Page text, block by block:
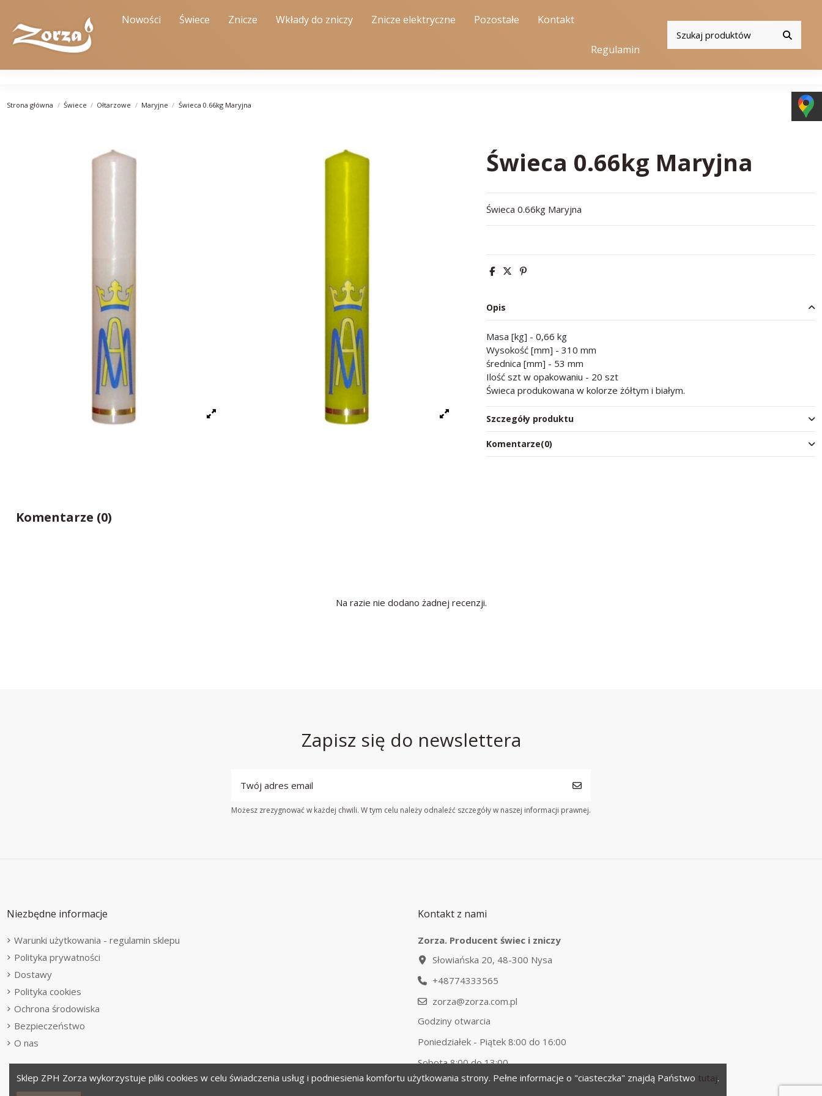
Nowości Świece Znicze Wkłady do zniczy Znicze elektryczne Pozostałe Kontakt
Regulamin
Strona główna Świece Ołtarzowe Maryjne Świeca 0.66kg Maryjna
Świeca 0.66kg Maryjna
Świeca 0.66kg Maryjna
Opis
Masa [kg] - 0,66 kg
Wysokość [mm] - 310 mm
średnica [mm] - 53 mm
Ilość szt w opakowaniu - 20 szt
Świeca produkowana w kolorze żółtym i białym.
Szczegóły produktu
Komentarze(0)
Komentarze (0)
Na razie nie dodano żadnej recenzji.
Zapisz się do newslettera
Możesz zrezygnować w każdej chwili. W tym celu należy odnaleźć szczegóły w naszej informacji prawnej.
Niezbędne informacje
Warunki użytkowania - regulamin sklepu
Polityka prywatności
Dostawy
Polityka cookies
Ochrona środowiska
Bezpieczeństwo
O nas
Kontakt z nami
Zorza. Producent świec i zniczy
Słowiańska 20, 48-300 Nysa
+48774333565
zorza@zorza.com.pl
Godziny otwarcia
Poniedziałek - Piątek 8:00 do 16:00
Sobota 8:00 do 13:00
Sklep ZPH Zorza wykorzystuje pliki cookies w celu świadczenia usług i podniesienia komfortu użytkowania strony. Pełne informacje o "ciasteczka" znajdą Państwo tutaj.